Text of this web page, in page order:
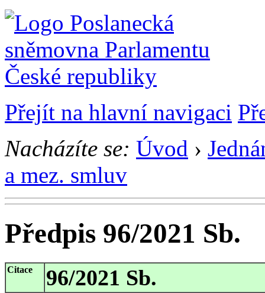
Přejít na hlavní navigaci
Nacházíte se: Úvod ›
a mez. smluv
Předpis 96/2021 Sb.
Citace 96/2021 Sb.